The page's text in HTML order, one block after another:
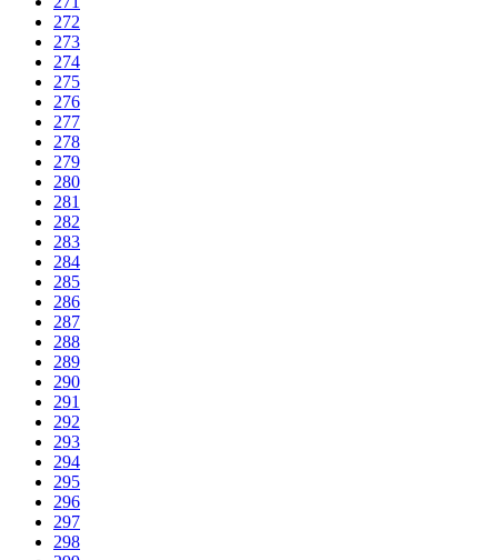
272
273
274
275
276
277
278
279
280
281
282
283
284
285
286
287
288
289
290
291
292
293
294
295
296
297
298